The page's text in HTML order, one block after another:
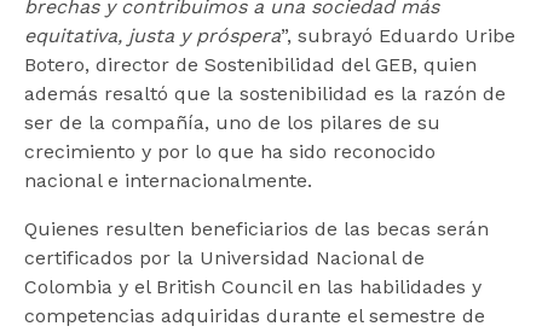
brechas y contribuimos a una sociedad más
equitativa, justa y próspera”, subrayó Eduardo Uribe
Botero, director de Sostenibilidad del GEB, quien
además resaltó que la sostenibilidad es la razón de
ser de la compañía, uno de los pilares de su
crecimiento y por lo que ha sido reconocido
nacional e internacionalmente.
Quienes resulten beneficiarios de las becas serán
certificados por la Universidad Nacional de
Colombia y el British Council en las habilidades y
competencias adquiridas durante el semestre de